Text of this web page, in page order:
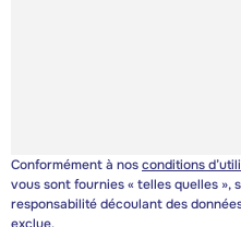
Conformément à nosconditions
vous sont fournies « telles quelles »,
responsabilité découlant des